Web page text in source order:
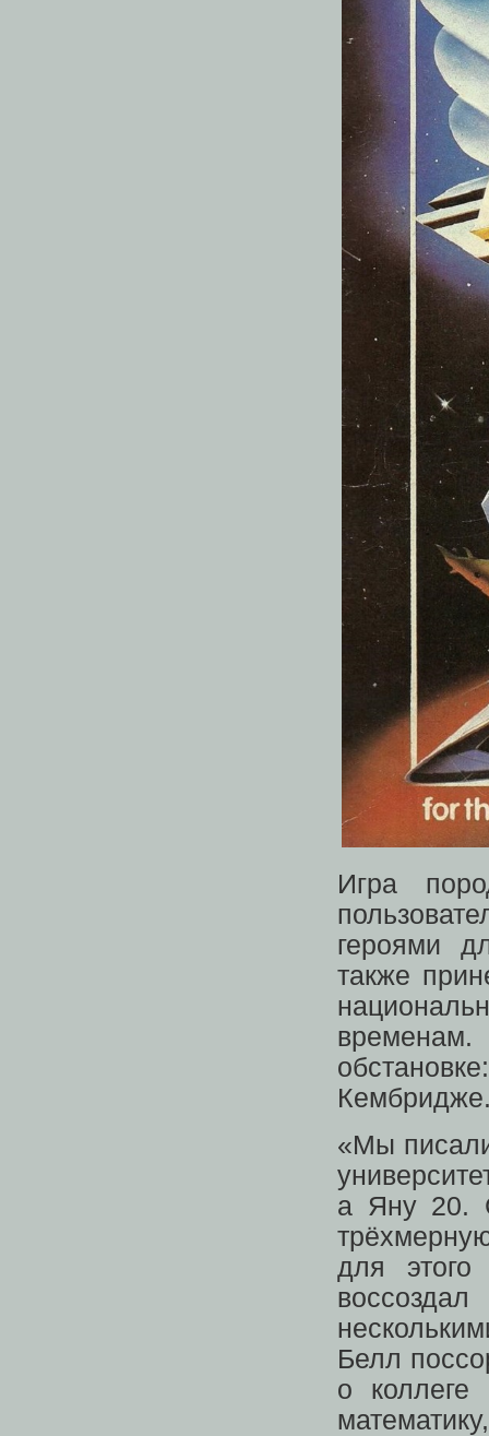
Игра
героями
также
«Мы
а Яну 20.
для
Белл
о